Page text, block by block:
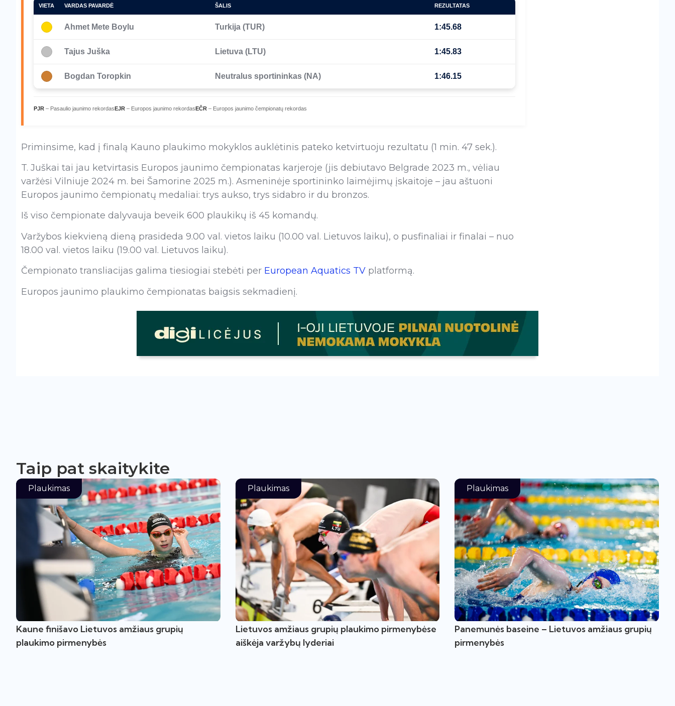
VIETA VARDAS PAVARDĖ ŠALIS REZULTATAS
Ahmet Mete Boylu Turkija (TUR) 1:45.68
Tajus Juška Lietuva (LTU) 1:45.83
Bogdan Toropkin Neutralus sportininkas (NA) 1:46.15
PJR – Pasaulio jaunimo rekordasEJR – Europos jaunimo rekordasEČR – Europos jaunimo čempionatų rekordas
Priminsime, kad į finalą Kauno plaukimo mokyklos auklėtinis pateko ketvirtuoju rezultatu (1 min. 47 sek.).
T. Juškai tai jau ketvirtasis Europos jaunimo čempionatas karjeroje (jis debiutavo Belgrade 2023 m., vėliau
varžėsi Vilniuje 2024 m. bei Šamorine 2025 m.). Asmeninėje sportininko laimėjimų įskaitoje – jau aštuoni
Europos jaunimo čempionatų medaliai: trys aukso, trys sidabro ir du bronzos.
Iš viso čempionate dalyvauja beveik 600 plaukikų iš 45 komandų.
Varžybos kiekvieną dieną prasideda 9.00 val. vietos laiku (10.00 val. Lietuvos laiku), o pusfinaliai ir finalai – nuo
18.00 val. vietos laiku (19.00 val. Lietuvos laiku).
Čempionato transliacijas galima tiesiogiai stebėti per European Aquatics TV platformą.
Europos jaunimo plaukimo čempionatas baigsis sekmadienį.
Taip pat skaitykite
Plaukimas
Kaune finišavo Lietuvos amžiaus grupių
plaukimo pirmenybės
Plaukimas
Lietuvos amžiaus grupių plaukimo pirmenybėse
aiškėja varžybų lyderiai
Plaukimas
Panemunės baseine – Lietuvos amžiaus grupių
pirmenybės